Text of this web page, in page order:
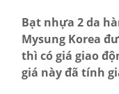
Bạt nhựa 2 da
Mysung Korea
thì có giá giao
giá này đã tính